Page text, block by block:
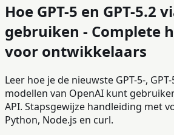
Hoe GPT-5 en GPT-5.2
gebruiken - Complete
voor ontwikkelaars
Leer hoe je de nieuwste GPT-5-,
modellen van OpenAI kunt
API. Stapsgewijze handleiding met
Python, Node.js en curl.